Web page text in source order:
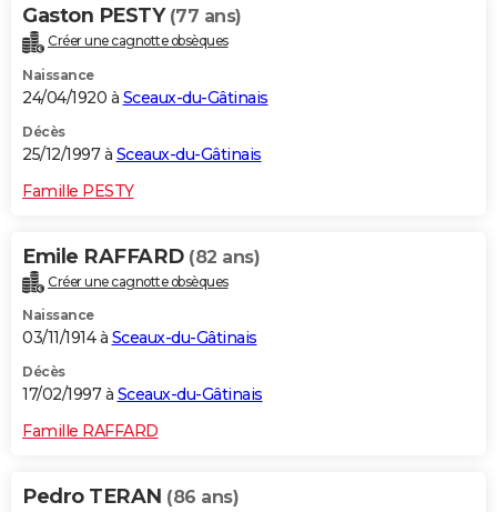
Gaston PESTY (77 ans)
Créer une cagnotte obsèques
Naissance
24/04/1920 à Sceaux-du-Gâtinais
Décès
25/12/1997 à Sceaux-du-Gâtinais
Famille PESTY
Emile RAFFARD (82 ans)
Créer une cagnotte obsèques
Naissance
03/11/1914 à Sceaux-du-Gâtinais
Décès
17/02/1997 à Sceaux-du-Gâtinais
Famille RAFFARD
Pedro TERAN (86 ans)